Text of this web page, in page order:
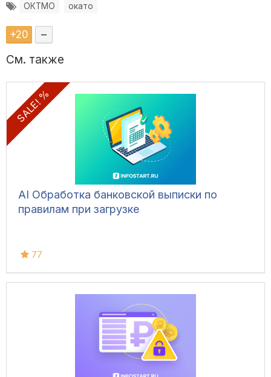
ОКТМО окато
+20 –
См. также
SALE! %
AI Обработка банковской выписки по
правилам при загрузке
77